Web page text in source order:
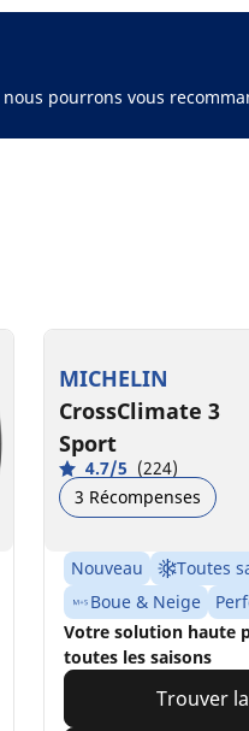
pourrons vous
MICHELIN
CrossClimate 3
Sport
4.7/5 (224)
3 Récompenses
Nouveau Toutes
Boue & Neige
Votre solution haute
toutes les saisons
Trouver